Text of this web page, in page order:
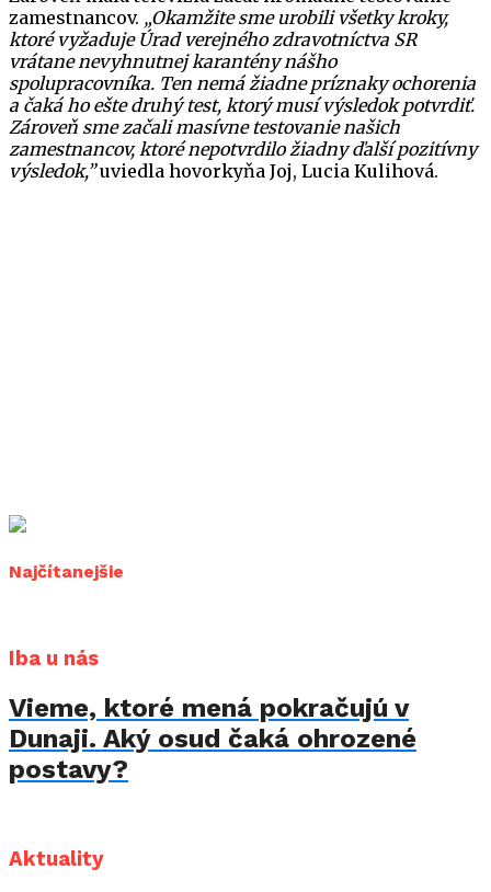
zamestnancov. „Okamžite sme urobili všetky kroky,
ktoré vyžaduje Úrad verejného zdravotníctva SR
vrátane nevyhnutnej karantény nášho
spolupracovníka. Ten nemá žiadne príznaky ochorenia
a čaká ho ešte druhý test, ktorý musí výsledok potvrdiť.
Zároveň sme začali masívne testovanie našich
zamestnancov, ktoré nepotvrdilo žiadny ďalší pozitívny
výsledok,”uviedla hovorkyňa Joj, Lucia Kulihová.
Najčítanejšie
Iba u nás
Vieme, ktoré mená pokračujú v
Dunaji. Aký osud čaká ohrozené
postavy?
Aktuality